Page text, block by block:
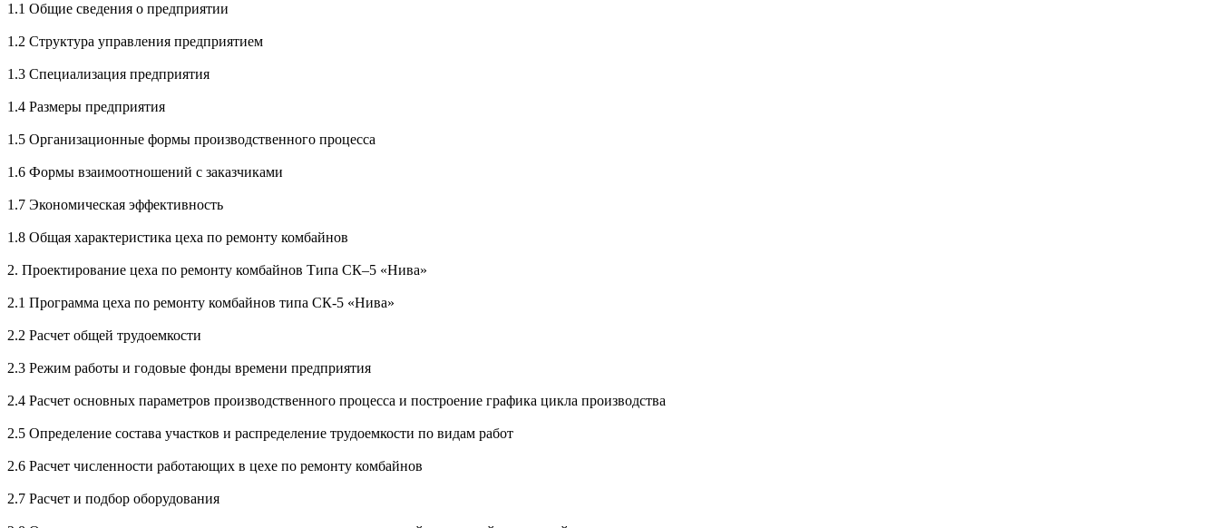
1.1 Общие сведения о предприятии
1.2 Структура управления предприятием
1.3 Специализация предприятия
1.4 Размеры предприятия
1.5 Организационные формы производственного процесса
1.6 Формы взаимоотношений с заказчиками
1.7 Экономическая эффективность
1.8 Общая характеристика цеха по ремонту комбайнов
2. Проектирование цеха по ремонту комбайнов Типа СК–5 «Нива»
2.1 Программа цеха по ремонту комбайнов типа СК-5 «Нива»
2.2 Расчет общей трудоемкости
2.3 Режим работы и годовые фонды времени предприятия
2.4 Расчет основных параметров производственного процесса и построение графика цикла производства
2.5 Определение состава участков и распределение трудоемкости по видам работ
2.6 Расчет численности работающих в цехе по ремонту комбайнов
2.7 Расчет и подбор оборудования